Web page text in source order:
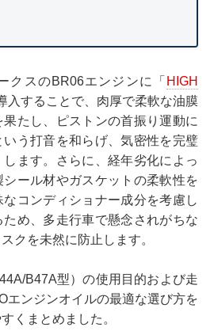
クスのBR06エンジンに「 HIGH
入することで、肉厚で柔軟な油膜
たし、ピストンの首振り運動に
う打音を和らげ、気密性を完璧
ます。さらに、経年劣化によっ
ール材やガスケットの柔軟性を
コンディショナー成分を考慮し
め、多走行車で懸念されがちな
クを未然に防止します。
B47A型）の使用目的および走
エンジンオイルの最適な選び方を
くまとめました。